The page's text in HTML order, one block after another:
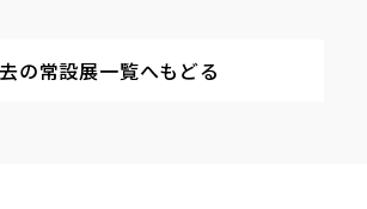
の常設展一覧へもどる